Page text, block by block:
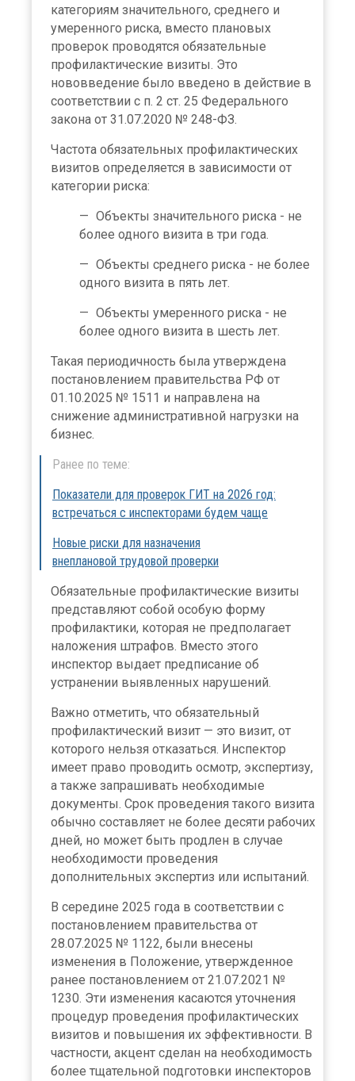
категориям значительного, среднего и
умеренного риска, вместо плановых
проверок проводятся обязательные
профилактические визиты. Это
нововведение было введено в действие в
соответствии с п. 2 ст. 25 Федерального
закона от 31.07.2020 № 248-ФЗ.
Частота обязательных профилактических
визитов определяется в зависимости от
категории риска:
Объекты значительного риска - не
более одного визита в три года.
Объекты среднего риска - не более
одного визита в пять лет.
Объекты умеренного риска - не
более одного визита в шесть лет.
Такая периодичность была утверждена
постановлением правительства РФ от
01.10.2025 № 1511 и направлена на
снижение административной нагрузки на
бизнес.
Ранее по теме:
Показатели для проверок ГИТ на 2026 год:
встречаться с инспекторами будем чаще
Новые риски для назначения
внеплановой трудовой проверки
Обязательные профилактические визиты
представляют собой особую форму
профилактики, которая не предполагает
наложения штрафов. Вместо этого
инспектор выдает предписание об
устранении выявленных нарушений.
Важно отметить, что обязательный
профилактический визит — это визит, от
которого нельзя отказаться. Инспектор
имеет право проводить осмотр, экспертизу,
а также запрашивать необходимые
документы. Срок проведения такого визита
обычно составляет не более десяти рабочих
дней, но может быть продлен в случае
необходимости проведения
дополнительных экспертиз или испытаний.
В середине 2025 года в соответствии с
постановлением правительства от
28.07.2025 № 1122, были внесены
изменения в Положение, утвержденное
ранее постановлением от 21.07.2021 №
1230. Эти изменения касаются уточнения
процедур проведения профилактических
визитов и повышения их эффективности. В
частности, акцент сделан на необходимость
более тщательной подготовки инспекторов